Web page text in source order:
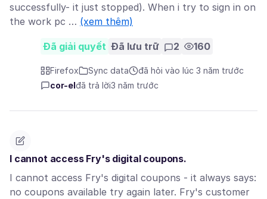
successfully- it just stopped). When i try to sign in on
the work pc … (xem thêm)
Đã giải quyết Đã lưu trữ 2 160
Firefox Sync data
đã hỏi vào lúc 3 năm trước
cor-el đã trả lời3 năm trước
I cannot access Fry's digital coupons.
I cannot access Fry's digital coupons - it always says:
no coupons available try again later. Fry's customer